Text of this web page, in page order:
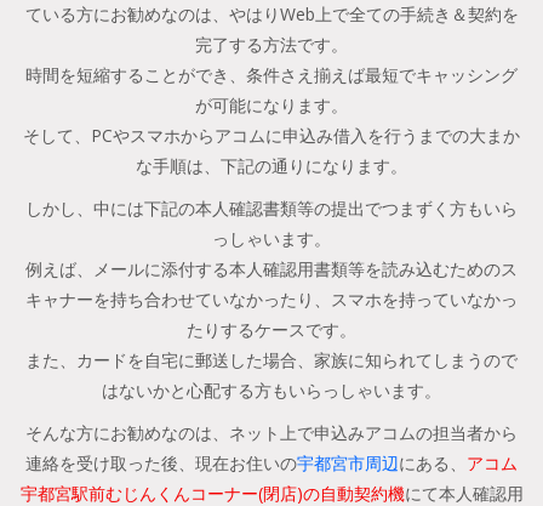
ている方にお勧めなのは、やはりWeb上で全ての手続き＆契約を
完了する方法です。
時間を短縮することができ、条件さえ揃えば最短でキャッシング
が可能になります。
そして、PCやスマホからアコムに申込み借入を行うまでの大まか
な手順は、下記の通りになります。
しかし、中には下記の本人確認書類等の提出でつまずく方もいら
っしゃいます。
例えば、メールに添付する本人確認用書類等を読み込むためのス
キャナーを持ち合わせていなかったり、スマホを持っていなかっ
たりするケースです。
また、カードを自宅に郵送した場合、家族に知られてしまうので
はないかと心配する方もいらっしゃいます。
そんな方にお勧めなのは、ネット上で申込みアコムの担当者から
連絡を受け取った後、現在お住いの宇都宮市周辺にある、 アコム
宇都宮駅前むじんくんコーナー(閉店)の自動契約機にて本人確認用